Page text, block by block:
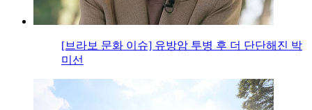
[브라보 문화 이슈] 유방암 투병 후 더 단단해진 박
미선